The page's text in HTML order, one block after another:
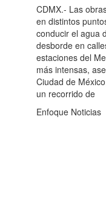
CDMX.- Las
en distintos
conducir el agua
desborde en
estaciones del
más intensas,
Ciudad de
un recorrido de
Enfoque Noticias